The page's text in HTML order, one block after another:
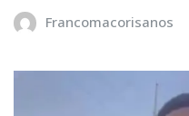
Francomacorisanos